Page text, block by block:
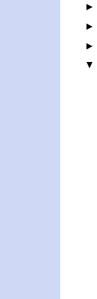
►
►
►
▼